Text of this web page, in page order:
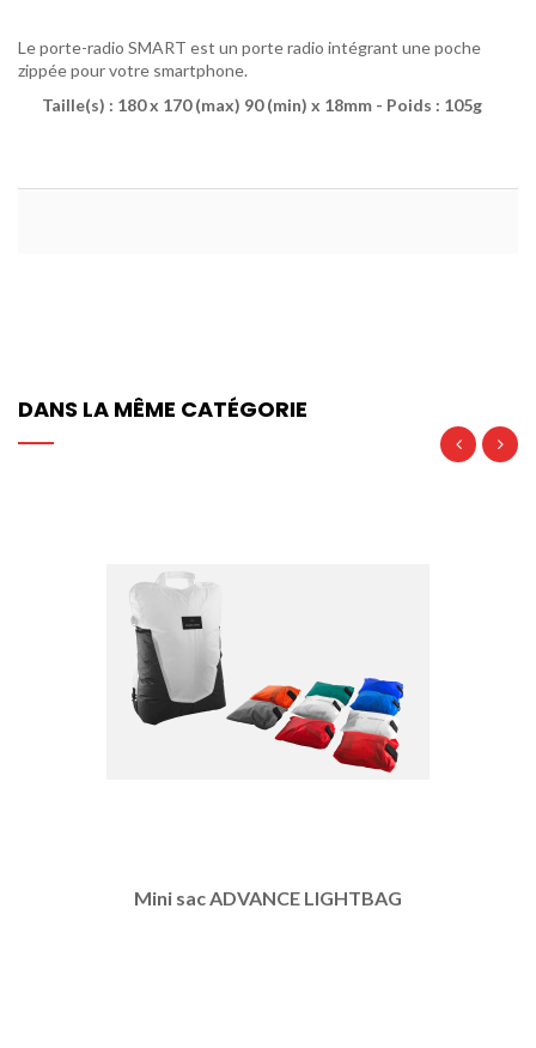
Le porte-radio SMART est un porte radio intégrant une poche
zippée pour votre smartphone.
Taille(s) : 180 x 170 (max) 90 (min) x 18mm - Poids : 105g
DANS LA MÊME CATÉGORIE
Mini sac ADVANCE LIGHTBAG